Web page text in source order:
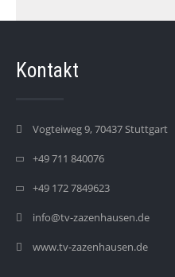
Kontakt
Vogteiweg 9, 70437 Stuttgart
+49 711 840076
+49 172 7849623
info@tv-zazenhausen.de
www.tv-zazenhausen.de